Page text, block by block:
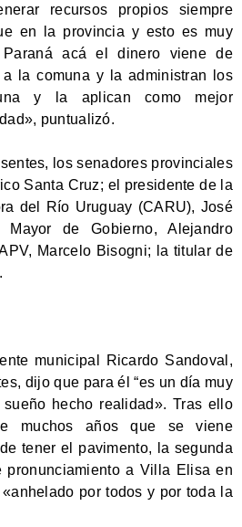
recursos propios siempre
en la provincia y esto es muy
Paraná acá el dinero viene de
la comuna y la administran los
y la aplican como mejor
puntualizó.
los senadores provinciales
Santa Cruz; el presidente de la
del Río Uruguay (CARU), José
Mayor de Gobierno, Alejandro
Marcelo Bisogni; la titular de
municipal Ricardo Sandoval,
dijo que para él “es un día muy
hecho realidad». Tras ello
muchos años que se viene
tener el pavimento, la segunda
pronunciamiento a Villa Elisa en
por todos y por toda la